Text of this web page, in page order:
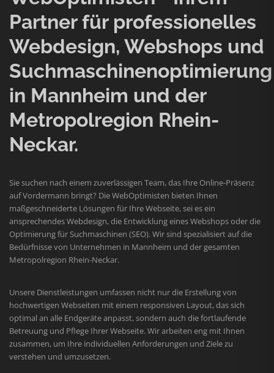
Partner für professionelles
Webdesign, Webshops und
Suchmaschinenoptimierung
in Mannheim und der
Metropolregion Rhein-
Neckar.
Sie suchen nach einem zuverlässigen Team, das Ihre Online-Präsenz
auf Vordermann bringt? Die WebOptimisten bieten Ihnen
maßgeschneiderte Lösungen für Ihre Webseite, sei es ein
ansprechendes Webdesign, die Entwicklung eines Webshops oder die
Optimierung für Suchmaschinen (SEO). Wir sind spezialisiert auf die
Bedürfnisse von Unternehmen in Mannheim und der gesamten
Metropolregion Rhein-Neckar.
Unsere Dienstleistungen umfassen nicht nur die Erstellung von
hochwertigen Webseiten mit einem responsiven Layout, das sich
optimal an alle Endgeräte anpasst, sondern auch die fortlaufende
Betreuung und Pflege Ihrer Webseite. Wir arbeiten eng mit Ihnen
zusammen, um Ihre individuellen Anforderungen und Ziele zu
verstehen und umzusetzen.